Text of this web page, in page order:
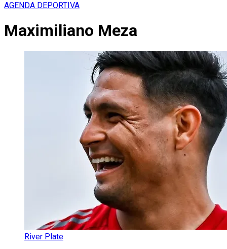
AGENDA DEPORTIVA
Maximiliano Meza
River Plate